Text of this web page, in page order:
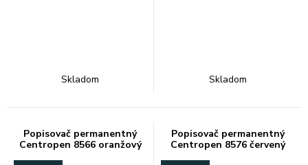
Skladom Skladom
Popisovač permanentný
Centropen 8566 oranžový
Popisovač permanentný
Centropen 8576 červený